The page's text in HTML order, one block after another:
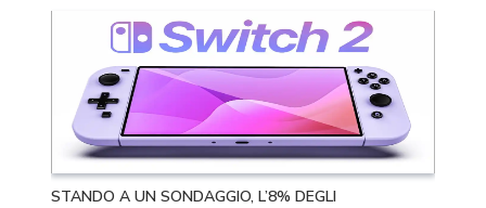
STANDO A UN SONDAGGIO, L’8% DEGLI